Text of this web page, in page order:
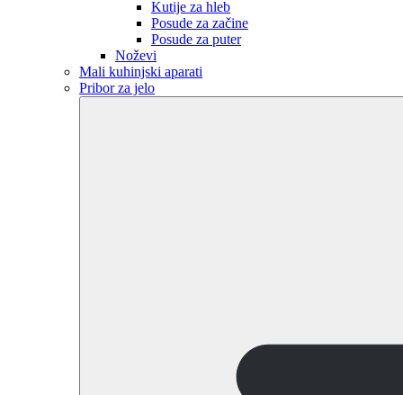
Kutije za hleb
Posude za začine
Posude za puter
Noževi
Mali kuhinjski aparati
Pribor za jelo